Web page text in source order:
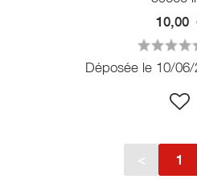
10,00
Déposée le 10/
< 1